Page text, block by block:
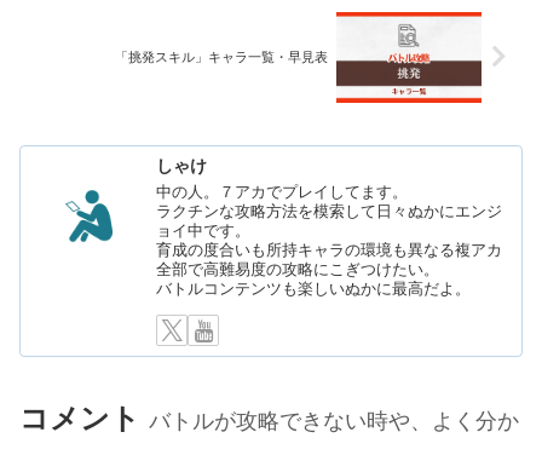
「挑発スキル」キャラ一覧・早見表
しゃけ
中の人。７アカでプレイしてます。
ラクチンな攻略方法を模索して日々ぬかにエンジ
ョイ中です。
育成の度合いも所持キャラの環境も異なる複アカ
全部で高難易度の攻略にこぎつけたい。
バトルコンテンツも楽しいぬかに最高だよ。
コメント バトルが攻略できない時や、よく分か